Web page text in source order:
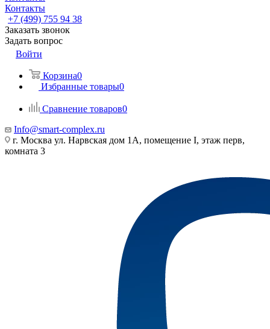
Контакты
+7 (499) 755 94 38
Заказать звонок
Задать вопрос
Войти
Корзина0
Избранные товары0
Сравнение товаров0
Info@smart-complex.ru
г. Москва ул. Нарвская дом 1А, помещение I, этаж перв,
комната 3